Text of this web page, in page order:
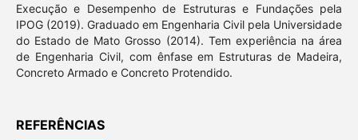
Execução e Desempenho de Estruturas e Fundações pela
IPOG (2019). Graduado em Engenharia Civil pela Universidade
do Estado de Mato Grosso (2014). Tem experiência na área
de Engenharia Civil, com ênfase em Estruturas de Madeira,
Concreto Armado e Concreto Protendido.
REFERÊNCIAS